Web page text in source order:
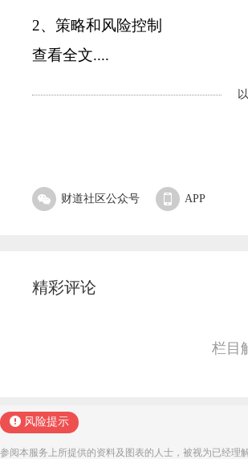
2、策略和风险控制
查看全文....
财道社区公众号 APP
精彩评论
栏目
风险提示
参阅本服务上所提供的资料及图表的人士，被视为已经